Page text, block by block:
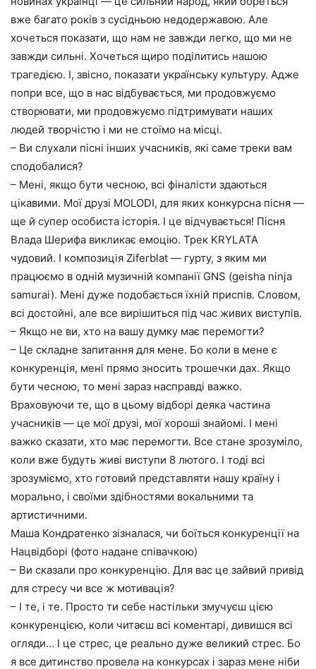
вже багато років з сусідньою недодержавою. Але
хочеться показати, що нам не завжди легко, що ми не
завжди сильні. Хочеться щиро поділитись нашою
трагедією. І, звісно, показати українську культуру. Адже
попри все, що в нас відбувається, ми продовжуємо
створювати, ми продовжуємо підтримувати наших
людей творчістю і ми не стоїмо на місці.
– Ви слухали пісні інших учасників, які саме треки вам
сподобалися?
– Мені, якщо бути чесною, всі фіналісти здаються
цікавими. Мої друзі MOLODI, для яких конкурсна пісня —
ще й супер особиста історія. І це відчувається! Пісня
Влада Шерифа викликає емоцію. Трек KRYLATA
чудовий. І композиція Ziferblat — гурту, з яким ми
працюємо в одній музичній компанії GNS (geisha ninja
samurai). Мені дуже подобається їхній приспів. Словом,
всі достойні, але все вирішиться під час живих виступів.
– Якщо не ви, хто на вашу думку має перемогти?
– Це складне запитання для мене. Бо коли в мене є
конкуренція, мені прямо зносить трошечки дах. Якщо
бути чесною, то мені зараз насправді важко.
Враховуючи те, що в цьому відборі деяка частина
учасників — це мої друзі, мої хороші знайомі. І мені
важко сказати, хто має перемогти. Все стане зрозуміло,
коли вже будуть живі виступи 8 лютого. І тоді всі
зрозуміємо, хто готовий представляти нашу країну і
морально, і своїми здібностями вокальними та
артистичними.
Маша Кондратенко зізналася, чи боїться конкуренції на
Нацвідборі (фото надане співачкою)
– Ви сказали про конкуренцію. Для вас це зайвий привід
для стресу чи все ж мотивація?
– І те, і те. Просто ти себе настільки змучуєш цією
конкуренцією, коли читаєш всі коментарі, дивишся всі
огляди… І це стрес, це реально дуже великий стрес. Бо
я все дитинство провела на конкурсах і зараз мене ніби